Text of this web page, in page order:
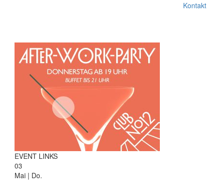
Kontakt
EVENT LINKS
03
Mai | Do.